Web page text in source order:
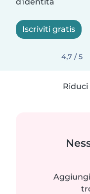
Iscriviti gratis
4,7 / 5